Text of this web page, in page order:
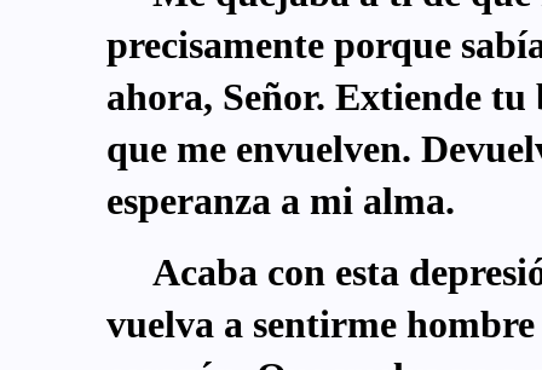
precisamente porque
ahora, Señor. Extiende
que me envuelven.
esperanza a mi alma.
Acaba con esta
vuelva a sentirme